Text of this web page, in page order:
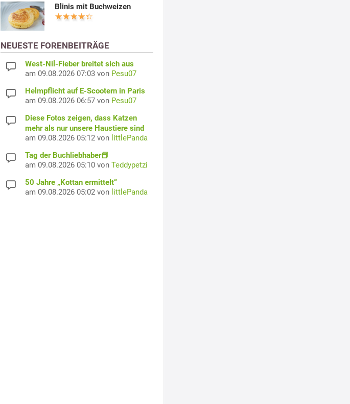
Blinis mit Buchweizen
NEUESTE FORENBEITRÄGE
West-Nil-Fieber breitet sich aus
am 09.08.2026 07:03 von Pesu07
Helmpflicht auf E-Scootern in Paris
am 09.08.2026 06:57 von Pesu07
Diese Fotos zeigen, dass Katzen
mehr als nur unsere Haustiere sind
am 09.08.2026 05:12 von littlePanda
Tag der Buchliebhaber📕
am 09.08.2026 05:10 von Teddypetzi
50 Jahre „Kottan ermittelt“
am 09.08.2026 05:02 von littlePanda